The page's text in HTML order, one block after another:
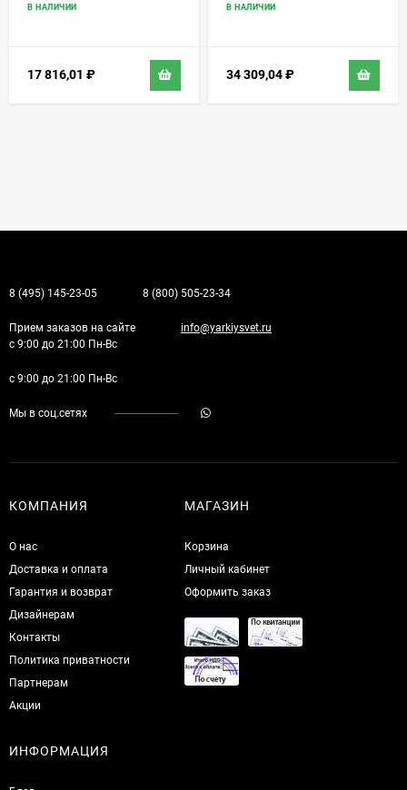
В НАЛИЧИИ
17 816,01 ₽
В НАЛИЧИИ
34 309,04₽
8 (495) 145-23-05 8 (800) 505-23-34
Прием заказов на сайте
с 9:00 до 21:00 Пн-Вс
info@yarkiysvet.ru
с 9:00 до 21:00 Пн-Вс
Мы в соц.сетях
КОМПАНИЯ
О нас
Доставка и оплата
Гарантия и возврат
Дизайнерам
Контакты
Политика приватности
Партнерам
Акции
МАГАЗИН
Корзина
Личный кабинет
Оформить заказ
ИНФОРМАЦИЯ